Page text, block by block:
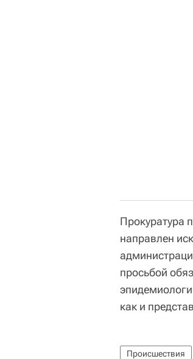
Прокуратура
направлен
просьбой
как и
Происшествия